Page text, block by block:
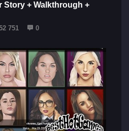
Story + Walkthrough +
751 0